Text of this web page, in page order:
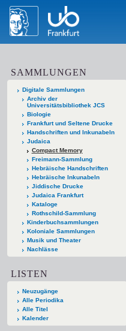
SAMMLUNGEN
Digitale Sammlungen
Archiv der
Universitätsbibliothek JCS
Biologie
Frankfurt und Seltene Drucke
Handschriften und Inkunabeln
Judaica
Compact Memory
Freimann-Sammlung
Hebräische Handschriften
Hebräische Inkunabeln
Jiddische Drucke
Judaica Frankfurt
Kataloge
Rothschild-Sammlung
Kinderbuchsammlungen
Koloniale Sammlungen
Musik und Theater
Nachlässe
LISTEN
Neuzugänge
Alle Periodika
Alle Titel
Kalender